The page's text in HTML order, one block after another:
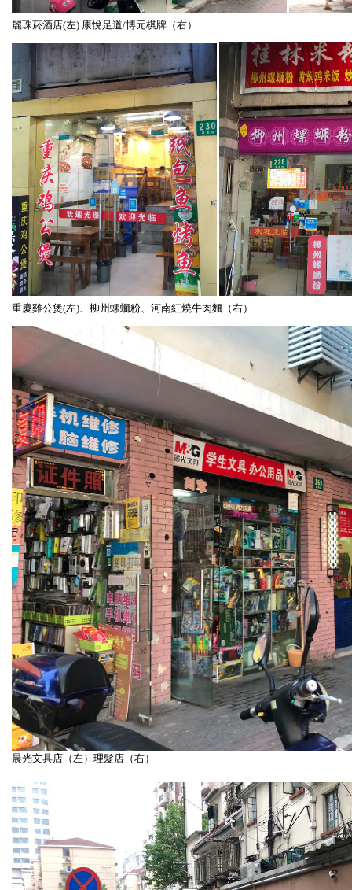
麗珠菸酒店(左) 康悅足道/博元棋牌（右）
重慶雞公煲(左)、柳州螺螄粉、河南紅燒牛肉麵（右）
晨光文具店（左）理髮店（右）